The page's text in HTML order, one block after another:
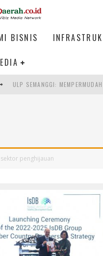
BISNIS
ULP SEMANGGI:
KETIKA INSTITUSI
sektor penghijauan